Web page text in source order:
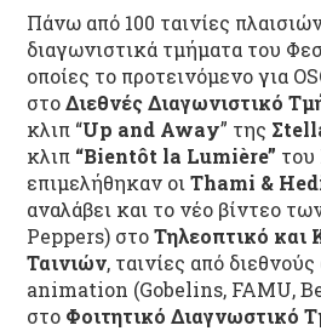
Πάνω από 100 ταινίες
διαγωνιστικά τμήματα του
οποίες το προτεινόμενο για
στοΔιεθνές Διαγωνιστικό
κλιπ “Up and Away” της
κλιπ “Bientôt la Lumière”
επιμελήθηκαν οιThami &
αναλάβει και το νέο βίντεο
Peppers) στοΤηλεοπτικό και
Ταινιών, ταινίες από
animation (Gobelins, FAMU,
στο Φοιτητικό Διαγνωστικό